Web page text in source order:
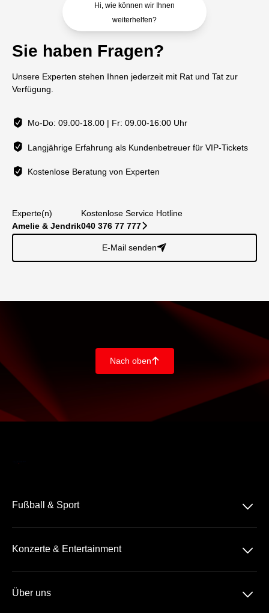
Hi, wie können wir Ihnen
weiterhelfen?
Sie haben Fragen?
Unsere Experten stehen Ihnen jederzeit mit Rat und Tat zur
Verfügung.
Mo-Do: 09.00-18.00 | Fr: 09.00-16:00 Uhr
Langjährige Erfahrung als Kundenbetreuer für VIP-Tickets
Kostenlose Beratung von Experten
Experte(n)
Amelie & Jendrik
Kostenlose Service Hotline
040 376 77 777􀆊
E-Mail senden􀈠
Nach oben􀄨
Fußball & Sport 􀆈
3. Liga
Konzerte & Entertainment 􀆈
Über uns 􀆈